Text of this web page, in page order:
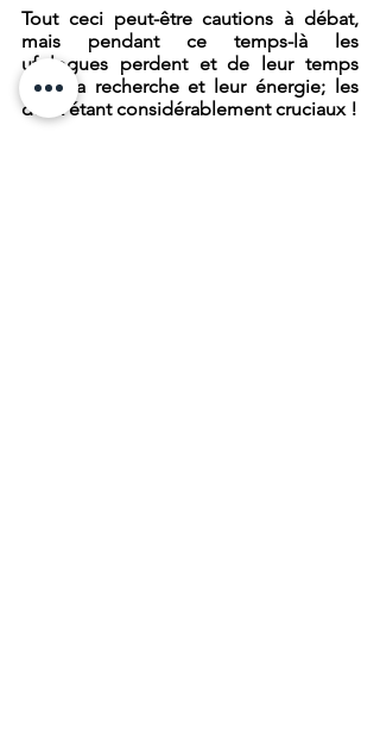
Tout ceci peut-être cautions à débat,
mais pendant ce temps-là les
ufologues perdent et de leur temps
pour la recherche et leur énergie; les
deux étant considérablement cruciaux !